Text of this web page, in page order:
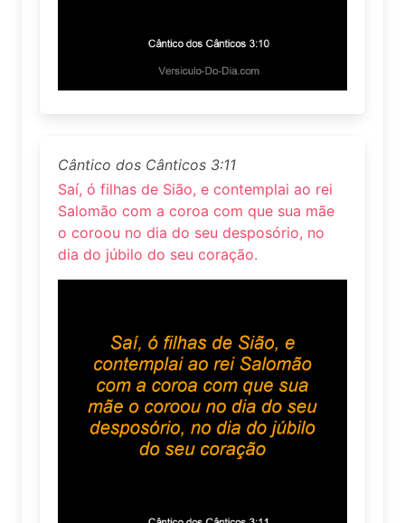
Cântico dos Cânticos 3:11
Saí, ó filhas de Sião, e contemplai ao rei
Salomão com a coroa com que sua mãe
o coroou no dia do seu desposório, no
dia do júbilo do seu coração.